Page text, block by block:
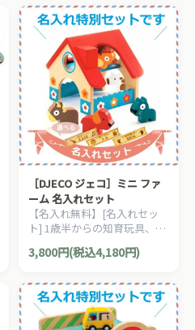
［DJECO ジェコ］ミニ ファ
ーム 名入れセット
【名入れ無料】[名入れセッ
ト] 1歳半からの知育玩具、1
歳の誕生日にもおすすめ。フ
ランス・DJECOの女の子が大
ムセットです。
3,800円(税込4,180円)